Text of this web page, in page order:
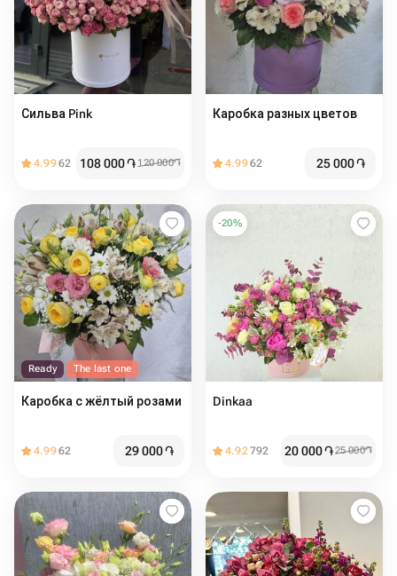
Сильва Pink
4.9962 108 000֏ 120 000֏
Каробка разных цветов
4.9962 25 000֏
Ready The last one
Каробка с жёлтый розами
4.9962 29 000֏
-20%
Dinkaa
4.92792 20 000֏25 000֏